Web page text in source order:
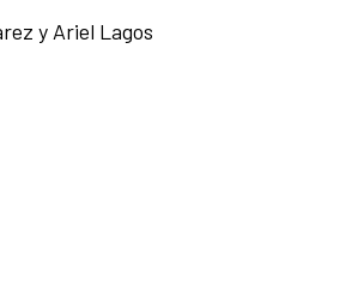
y Ariel Lagos